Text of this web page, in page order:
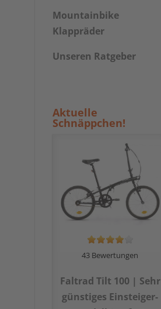
Mountainbike
Klappräder
Unseren Ratgeber
Aktuelle
Schnäppchen!
43 Bewertungen
Faltrad Tilt 100 | Sehr
günstiges Einsteiger­